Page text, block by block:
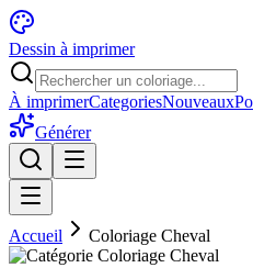
Dessin à imprimer
À imprimerCategoriesNouveaux
Générer
Accueil Coloriage Cheval